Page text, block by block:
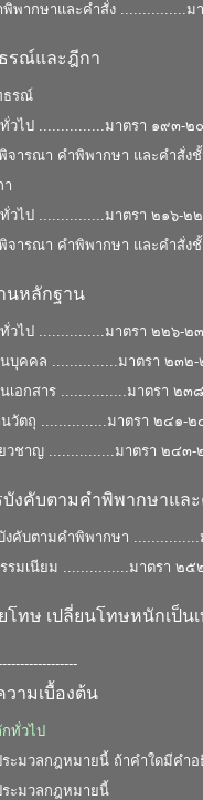
พากษาและคําสั่ง ...............ม
รณ์และฎีกา
ธรณ์
วไป ...............มาตรา ๑๙๓-๒
จารณา คําพิพากษา และคําสั่
วไป ...............มาตรา ๒๑๖-๒
จารณา คําพิพากษา และคําสั่ง
นหลักฐาน
วไป ...............มาตรา ๒๒๖-๒
บุคคล ...............มาตรา ๒๓๒
เอกสาร ...............มาตรา ๒๓
วัตถุ ...............มาตรา ๒๔๑-๒
วชาญ ...............มาตรา ๒๔๓
งคับตามคําพิพากษาและ
งคับตามคําพิพากษา
รมเนียม ...............มาตรา ๒
โทษ เปลี่ยนโทษหนักเป็
ามเบื้องต้น
ทั่วไป
ระมวลกฎหมายนี้ ถ้าคำใดมีคำ
ระมวลกฎหมายนี้